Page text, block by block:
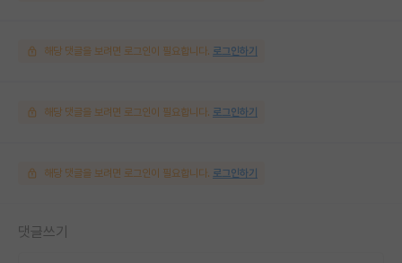
해당 댓글을 보려면 로그인이 필요합니다. 로그인하기
해당 댓글을 보려면 로그인이 필요합니다. 로그인하기
해당 댓글을 보려면 로그인이 필요합니다. 로그인하기
댓글쓰기